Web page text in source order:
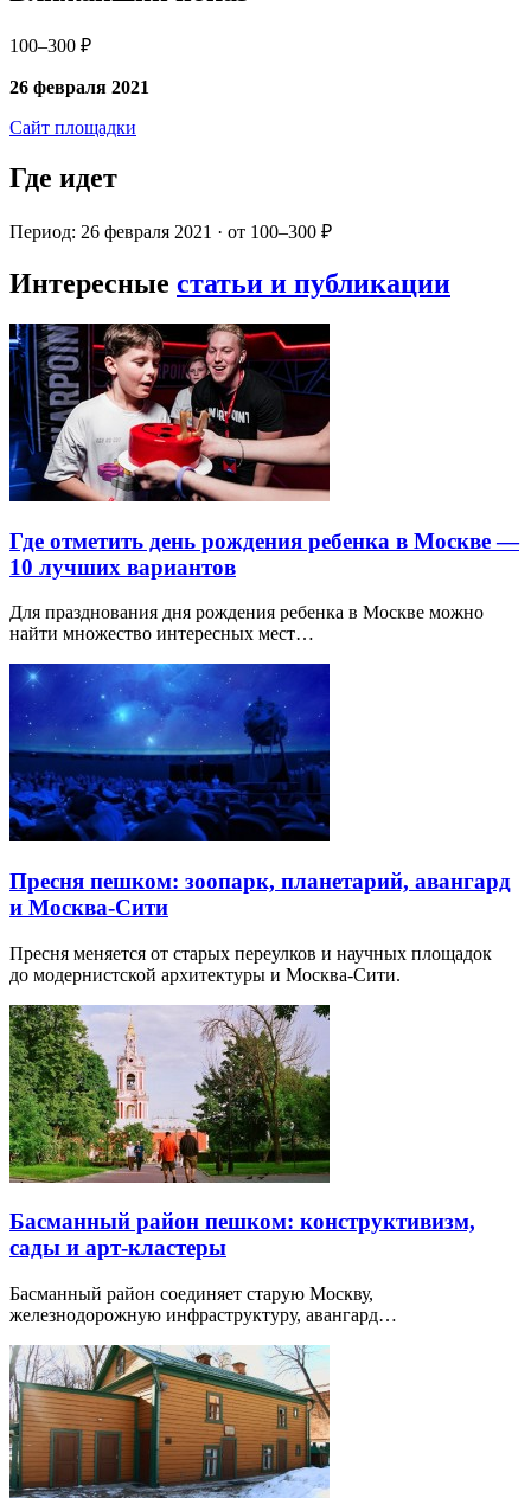
100–300 ₽
26 февраля 2021
Сайт площадки
Где идет
Период: 26 февраля 2021 · от 100–300 ₽
Интересные статьи и публикации
Где отметить день рождения ребенка в Москве —
10 лучших вариантов
Для празднования дня рождения ребенка в Москве можно
найти множество интересных мест…
Пресня пешком: зоопарк, планетарий, авангард
и Москва-Сити
Пресня меняется от старых переулков и научных площадок
до модернистской архитектуры и Москва-Сити.
Басманный район пешком: конструктивизм,
сады и арт-кластеры
Басманный район соединяет старую Москву,
железнодорожную инфраструктуру, авангард…